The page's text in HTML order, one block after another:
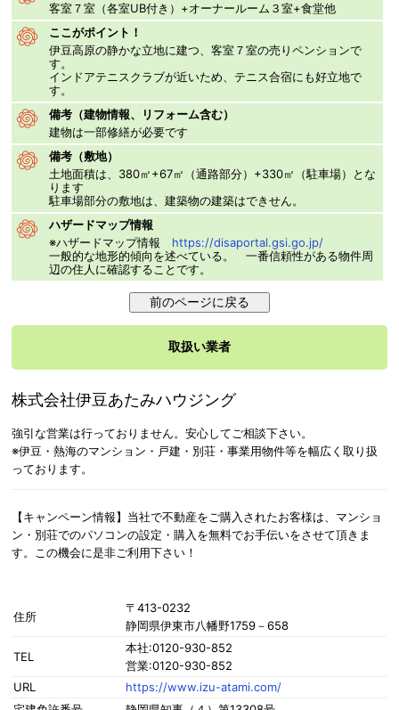
客室７室（各室UB付き）+オーナールーム３室+食堂他
ここがポイント！
伊豆高原の静かな立地に建つ、客室７室の売りペンションで
す。
インドアテニスクラブが近いため、テニス合宿にも好立地で
す。
備考（建物情報、リフォーム含む）
建物は一部修繕が必要です
備考（敷地）
土地面積は、380㎡+67㎡（通路部分）+330㎡（駐車場）とな
ります
駐車場部分の敷地は、建築物の建築はできせん。
ハザードマップ情報
※ハザードマップ情報 https://disaportal.gsi.go.jp/
一般的な地形的傾向を述べている。 一番信頼性がある物件周
辺の住人に確認することです。
取扱い業者
株式会社伊豆あたみハウジング
強引な営業は行っておりません。安心してご相談下さい。
※伊豆・熱海のマンション・戸建・別荘・事業用物件等を幅広く取り扱
っております。
【キャンペーン情報】当社で不動産をご購入されたお客様は、マンショ
ン・別荘でのパソコンの設定・購入を無料でお手伝いをさせて頂きま
す。この機会に是非ご利用下さい！
住所
〒413-0232
静岡県伊東市八幡野1759－658
TEL
本社:0120-930-852
営業:0120-930-852
URL
https://www.izu-atami.com/